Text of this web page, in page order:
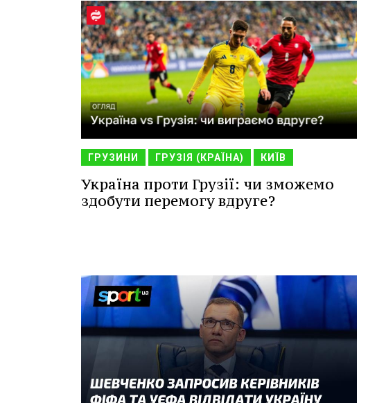
ГРУЗИНИ ГРУЗІЯ (КРАЇНА) КИЇВ
Україна проти Грузії: чи зможемо
здобути перемогу вдруге?